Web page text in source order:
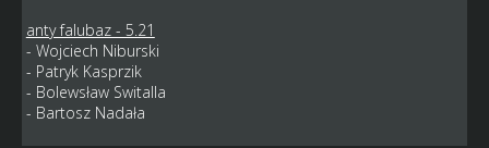
anty falubaz - 5.21
- Wojciech Niburski
- Patryk Kasprzik
- Bolewsław Switalla
- Bartosz Nadała